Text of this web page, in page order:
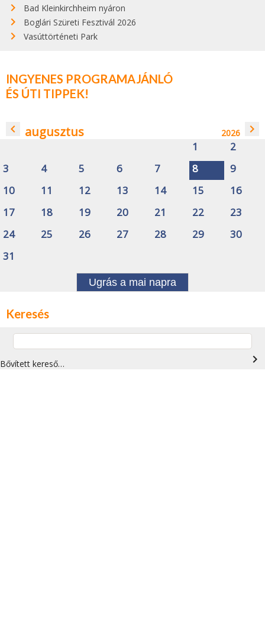
Bad Kleinkirchheim nyáron
Boglári Szüreti Fesztivál 2026
Vasúttörténeti Park
INGYENES PROGRAMAJÁNLÓ
ÉS ÚTI TIPPEK!
navigate_before augusztus 2026 navigate_next
1
2
3
4 5 6 7 8
9
10
11 12 13 14 15
16
17
18 19 20 21 22
23
24
25 26 27 28 29
30
31
Ugrás a mai napra
Keresés
Bővített kereső… navigate_next